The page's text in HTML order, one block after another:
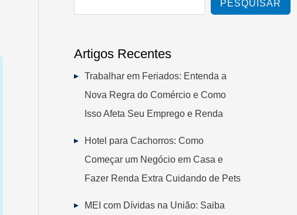
PESQUISAR
Artigos Recentes
Trabalhar em Feriados: Entenda a
Nova Regra do Comércio e Como
Isso Afeta Seu Emprego e Renda
Hotel para Cachorros: Como
Começar um Negócio em Casa e
Fazer Renda Extra Cuidando de Pets
MEI com Dívidas na União: Saiba